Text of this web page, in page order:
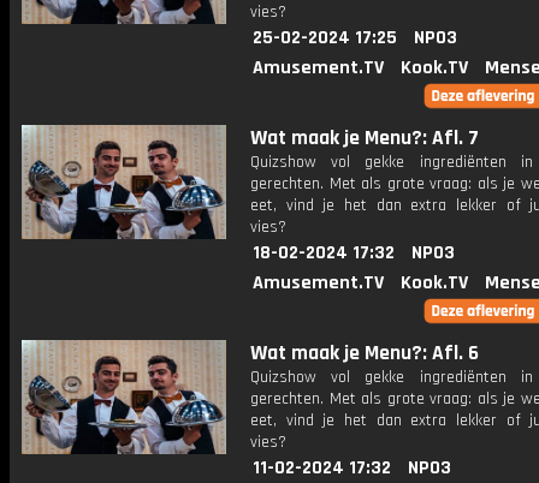
vies?
25-02-2024 17:25
NPO3
Amusement.TV
Kook.TV
Wat maak je Menu?: Afl. 7
Quizshow vol gekke ingrediënten in
gerechten. Met als grote vraag: als je
eet, vind je het dan extra lekker of
vies?
18-02-2024 17:32
NPO3
Amusement.TV
Kook.TV
Wat maak je Menu?: Afl. 6
Quizshow vol gekke ingrediënten in
gerechten. Met als grote vraag: als je
eet, vind je het dan extra lekker of
vies?
11-02-2024 17:32
NPO3